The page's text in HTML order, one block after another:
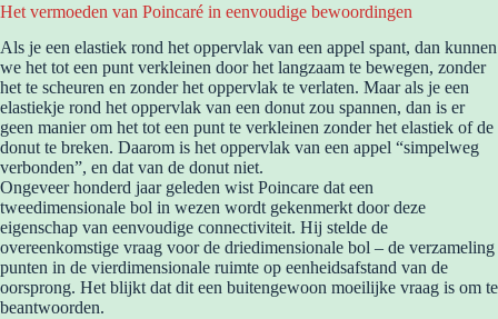
Het vermoeden van Poincaré in eenvoudige bewoordingen
Als je een elastiek rond het oppervlak van een appel spant, dan kunnen
we het tot een punt verkleinen door het langzaam te bewegen, zonder
het te scheuren en zonder het oppervlak te verlaten. Maar als je een
elastiekje rond het oppervlak van een donut zou spannen, dan is er
geen manier om het tot een punt te verkleinen zonder het elastiek of de
donut te breken. Daarom is het oppervlak van een appel “simpelweg
verbonden”, en dat van de donut niet.
Ongeveer honderd jaar geleden wist Poincare dat een
tweedimensionale bol in wezen wordt gekenmerkt door deze
eigenschap van eenvoudige connectiviteit. Hij stelde de
overeenkomstige vraag voor de driedimensionale bol – de verzameling
punten in de vierdimensionale ruimte op eenheidsafstand van de
oorsprong. Het blijkt dat dit een buitengewoon moeilijke vraag is om te
beantwoorden.